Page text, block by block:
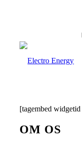
[tagembed
OM OS